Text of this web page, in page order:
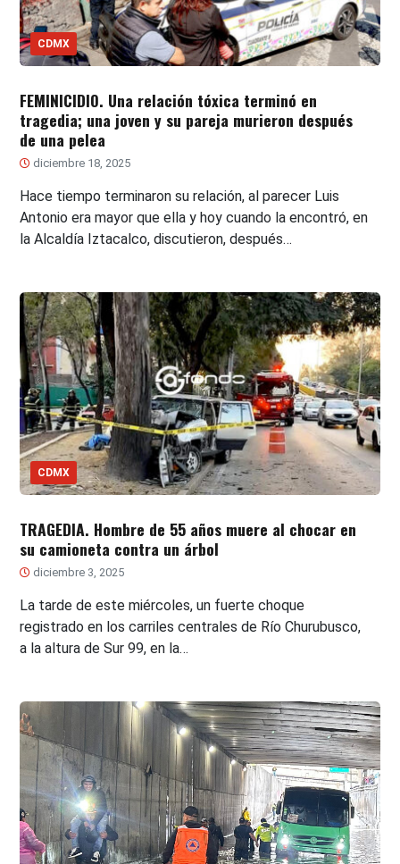
CDMX
FEMINICIDIO. Una relación tóxica terminó en
tragedia; una joven y su pareja murieron después
de una pelea
diciembre 18, 2025
Hace tiempo terminaron su relación, al parecer Luis
Antonio era mayor que ella y hoy cuando la encontró, en
la Alcaldía Iztacalco, discutieron, después…
CDMX
TRAGEDIA. Hombre de 55 años muere al chocar en
su camioneta contra un árbol
diciembre 3, 2025
La tarde de este miércoles, un fuerte choque
registrado en los carriles centrales de Río Churubusco,
a la altura de Sur 99, en la…